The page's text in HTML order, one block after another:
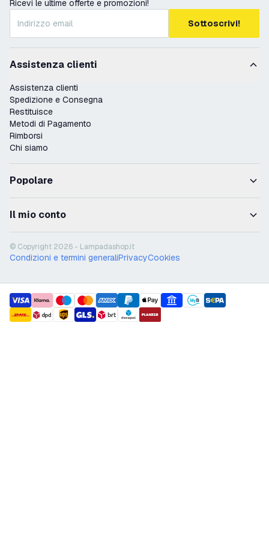
Ricevi le ultime offerte e promozioni!
Sottoscrivi!
Assistenza clienti
Assistenza clienti
Spedizione e Consegna
Restituisce
Metodi di Pagamento
Rimborsi
Chi siamo
Popolare
Il mio conto
© Copyright 2026 - Lampadashop.it
Condizioni e termini generaliPrivacyCookies
payment methods
shipment methods